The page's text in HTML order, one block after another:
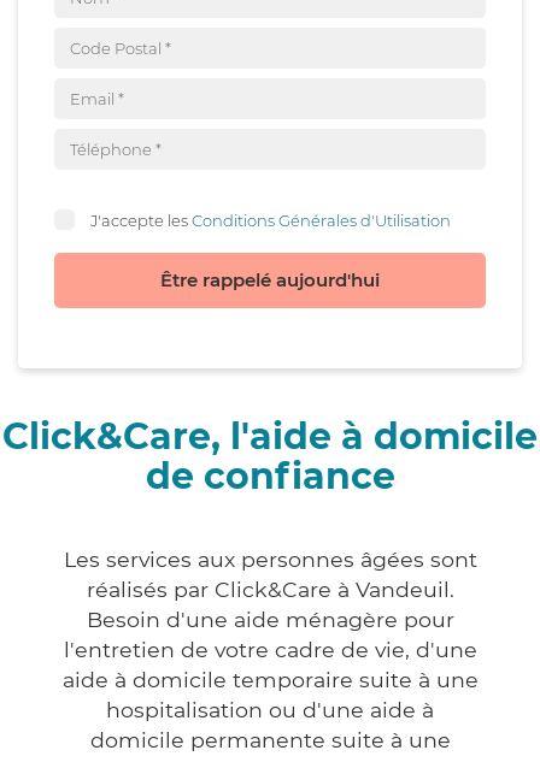
J'accepte lesConditions Générales d'Utilisation
Être rappelé aujourd'hui
Click&Care, l'aide à domicile
de confiance
Les services aux personnes âgées sont
réalisés par Click&Care à Vandeuil.
Besoin d'une aide ménagère pour
l'entretien de votre cadre de vie, d'une
aide à domicile temporaire suite à une
hospitalisation ou d'une aide à
domicile permanente suite à une